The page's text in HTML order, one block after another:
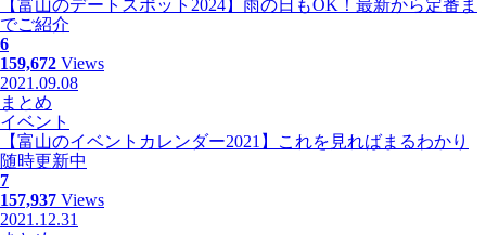
【富山のデートスポット2024】雨の日もOK！最新から定番ま
でご紹介
6
159,672 Views
2021.09.08
まとめ
イベント
【富山のイベントカレンダー2021】これを見ればまるわかり
随時更新中
7
157,937 Views
2021.12.31